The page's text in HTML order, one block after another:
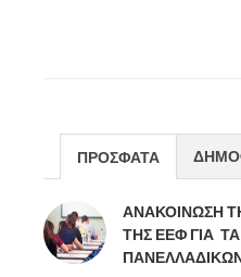
ΠΡΟΣΦΑΤΑ
ΑΝΑΚΟΙΝΩΣΗ
ΤΗΣ ΕΕΦ ΓΙΑ